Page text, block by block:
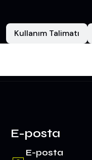
Kullanım Talimatı
E-posta
E-posta